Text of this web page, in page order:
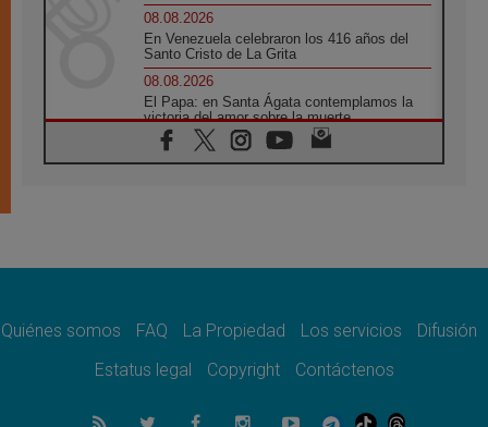
08.08.2026
En Venezuela celebraron los 416 años del
Santo Cristo de La Grita
08.08.2026
El Papa: en Santa Ágata contemplamos la
victoria del amor sobre la muerte
08.08.2026
León XIV visitará el Santuario de la Madre
07.08.2026
07.08.2026
el compromiso del cristiano"
La matanza de niños en Gaza no cesa: 300
Quiénes somos FAQ La Propiedad Los servicios
Difusión
Estatus legal
Copyright Contáctenos